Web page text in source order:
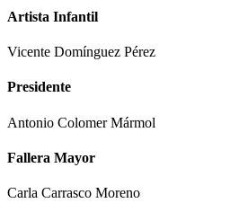
Artista Infantil
Vicente Domínguez Pérez
Presidente
Antonio Colomer Mármol
Fallera Mayor
Carla Carrasco Moreno